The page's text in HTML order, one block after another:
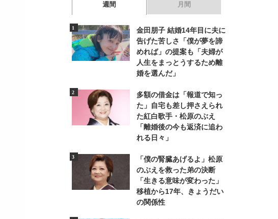
週間 月間
金田朋子 結婚14年目に夫に
告げた苦しさ「僕が夢を諦
めれば」の提案も「夫婦が
人生をまっとうするため離
婚を選んだ」
多額の借金は「報道で知っ
た」自宅も差し押さえられ
た紅白歌手・松原のぶえ
「離婚後の今も返済に追わ
れる日々」
「僕の腎臓あげるよ」松原
のぶえを救った弟の決断
「生きる意味が変わった」
移植から17年、きょうだい
の関係性